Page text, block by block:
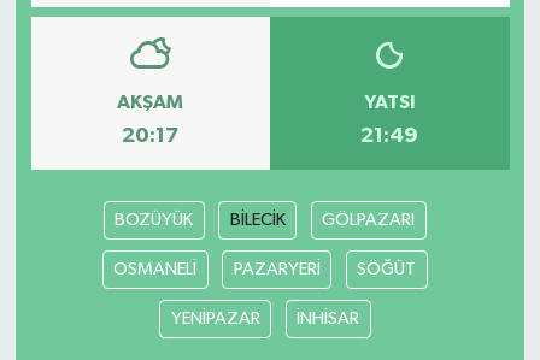
AKŞAM
20:17
YATSI
21:49
BOZÜYÜK BİLECİK GÖLPAZARI
OSMANELİ PAZARYERİ SÖĞÜT
YENİPAZAR İNHİSAR